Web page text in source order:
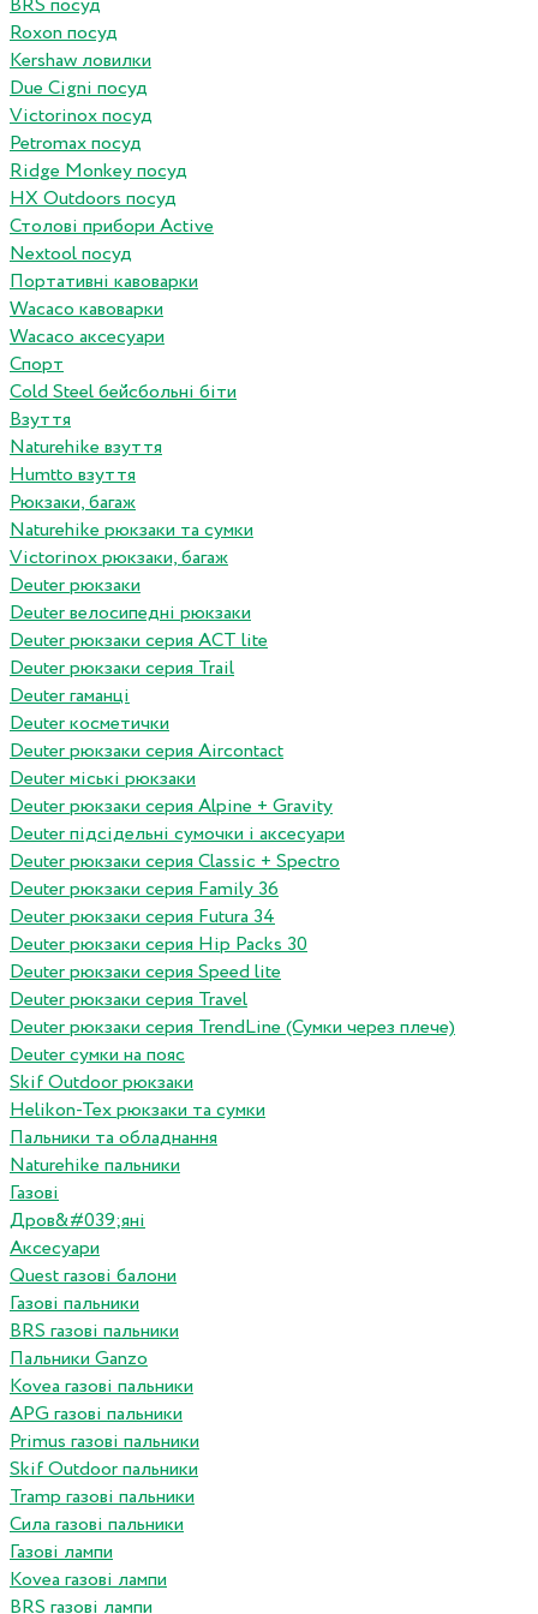
BRS посуд
Roxon посуд
Kershaw ловилки
Due Cigni посуд
Victorinox посуд
Petromax посуд
Ridge Monkey посуд
HX Outdoors посуд
Столові прибори Active
Nextool посуд
Портативні кавоварки
Wacaco кавоварки
Wacaco аксесуари
Спорт
Cold Steel бейсбольні біти
Взуття
Naturehike взуття
Humtto взуття
Рюкзаки, багаж
Naturehike рюкзаки та сумки
Victorinox рюкзаки, багаж
Deuter рюкзаки
Deuter велосипедні рюкзаки
Deuter рюкзаки серия ACT lite
Deuter рюкзаки серия Trail
Deuter гаманці
Deuter косметички
Deuter рюкзаки серия Aircontact
Deuter міські рюкзаки
Deuter рюкзаки серия Alpine + Gravity
Deuter підсідельні сумочки і аксесуари
Deuter рюкзаки серия Classic + Spectro
Deuter рюкзаки серия Family 36
Deuter рюкзаки серия Futura 34
Deuter рюкзаки серия Hip Packs 30
Deuter рюкзаки серия Speed lite
Deuter рюкзаки серия Travel
Deuter рюкзаки серия TrendLine (Сумки через плече)
Deuter сумки на пояс
Skif Outdoor рюкзаки
Helikon-Tex рюкзаки та сумки
Пальники та обладнання
Naturehike пальники
Газові
Дров&#039;яні
Аксесуари
Quest газові балони
Газові пальники
BRS газові пальники
Пальники Ganzo
Kovea газові пальники
APG газові пальники
Primus газові пальники
Skif Outdoor пальники
Tramp газові пальники
Сила газові пальники
Газові лампи
Kovea газові лампи
BRS газові лампи